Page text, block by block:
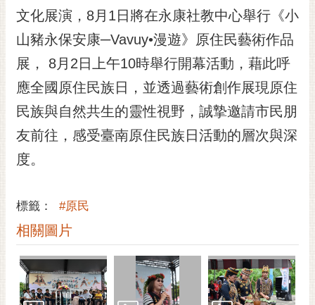
網
資
料
放
宣
告
市
府
通
置
文化展演，8月1日將在永康社教中心舉行《小
山豬永保安康─Vavuy•漫遊》原住民藝術作品
展， 8月2日上午10時舉行開幕活動，藉此呼
應全國原住民族日，並透過藝術創作展現原住
民族與自然共生的靈性視野，誠摯邀請市民朋
友前往，感受臺南原住民族日活動的層次與深
度。
標籤： #原民
相關圖片